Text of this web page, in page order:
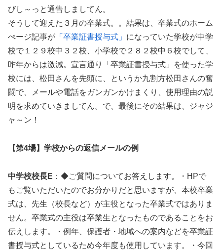
びし～っと通告しましてん。
そうして迎えた３月の卒業式。。結果は、卒業式のホーム
ぺージ記事が 「卒業証書授与式」 になっていた学校が中学
校で１２９校中３２校、小学校で２８２校中６校でして、
昨年からは激減。宣言通り「卒業証書授与式」を使った学
校には、松田さんを先頭に、というか九割方松田さんの奮
闘で、メールや電話をガンガンかけまくり、使用理由の説
明を求めていきましてん。で、最後にその結果は、ジャジ
ャ～ン！
【第4場】学校からの返信メールの例
中学校校長E ：◆ご質問についてお答えします。・HPで
もご覧いただいたのでお分かりだと思いますが、本校卒業
式は、先生（校長など）が主役となった卒業式ではありま
せん。卒業式の主役は卒業生となったものであることをお
伝えします。・例年、保護者・地域への案内などを卒業証
書授与式としているため今年度も使用しています。・今回